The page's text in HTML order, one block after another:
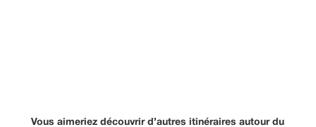
Vous aimeriez découvrir d’autres itinéraires autour du